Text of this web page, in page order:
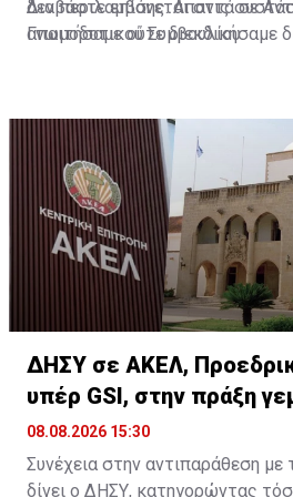
δεν περιλαμβάνεται στις
Γνωμοδοτικού Συμβουλίου.
Διαβάστε επίσης:Απαντά σε
απαιτήσαμε ούτε διεκδικήσαμε
ΔΗΣΥ σε ΑΚΕΛ,
υπέρ GSI, στην πράξη
«αστερίσκους»
08.08.2026 15:30
Συνέχεια στην αντιπαράθεση με
δίνει ο ΔΗΣΥ, κατηγορώντας